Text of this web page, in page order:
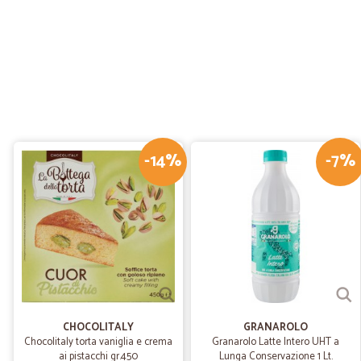
-14%
CHOCOLITALY
Chocolitaly torta vaniglia e crema
ai pistacchi gr.450
-7%
GRANAROLO
Granarolo Latte Intero UHT a
Lunga Conservazione 1 Lt.